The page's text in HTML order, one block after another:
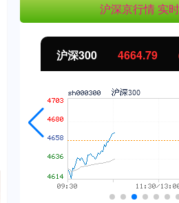
沪深京行情 实
北证50 1122.75